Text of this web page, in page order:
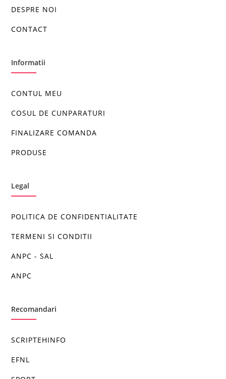
DESPRE NOI
CONTACT
Informatii
CONTUL MEU
COSUL DE CUNPARATURI
FINALIZARE COMANDA
PRODUSE
Legal
POLITICA DE CONFIDENTIALITATE
TERMENI SI CONDITII
ANPC - SAL
ANPC
Recomandari
SCRIPTEHINFO
EFNL